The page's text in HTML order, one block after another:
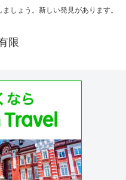
しょう。新しい発見があります。
限